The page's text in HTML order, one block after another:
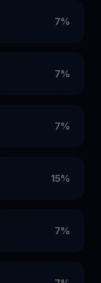
7%
7%
7%
15%
7%